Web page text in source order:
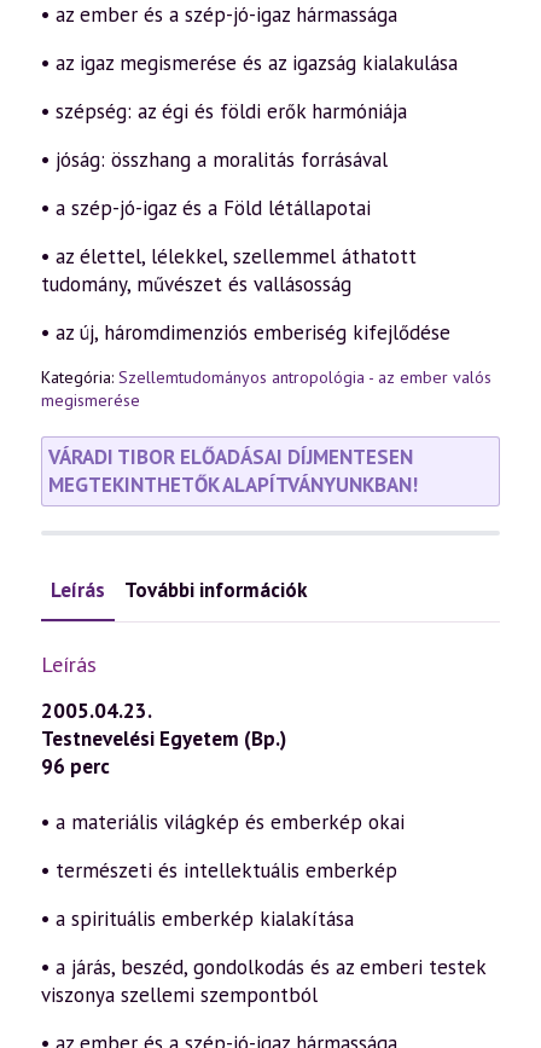
• az ember és a szép-jó-igaz hármassága
• az igaz megismerése és az igazság kialakulása
• szépség: az égi és földi erők harmóniája
• jóság: összhang a moralitás forrásával
• a szép-jó-igaz és a Föld létállapotai
• az élettel, lélekkel, szellemmel áthatott
tudomány, művészet és vallásosság
• az új, háromdimenziós emberiség kifejlődése
Kategória: Szellemtudományos antropológia - az ember valós
megismerése
VÁRADI TIBOR ELŐADÁSAI DÍJMENTESEN
MEGTEKINTHETŐK ALAPÍTVÁNYUNKBAN!
Leírás További információk
Leírás
2005.04.23.
Testnevelési Egyetem (Bp.)
96 perc
• a materiális világkép és emberkép okai
• természeti és intellektuális emberkép
• a spirituális emberkép kialakítása
• a járás, beszéd, gondolkodás és az emberi testek
viszonya szellemi szempontból